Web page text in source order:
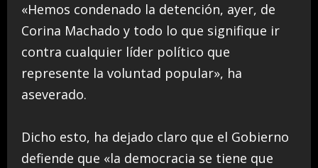
«Hemos condenado la detención, ayer, de
Corina Machado y todo lo que signifique ir
contra cualquier líder político que
represente la voluntad popular», ha
aseverado.
Dicho esto, ha dejado claro que el Gobierno
defiende que «la democracia se tiene que